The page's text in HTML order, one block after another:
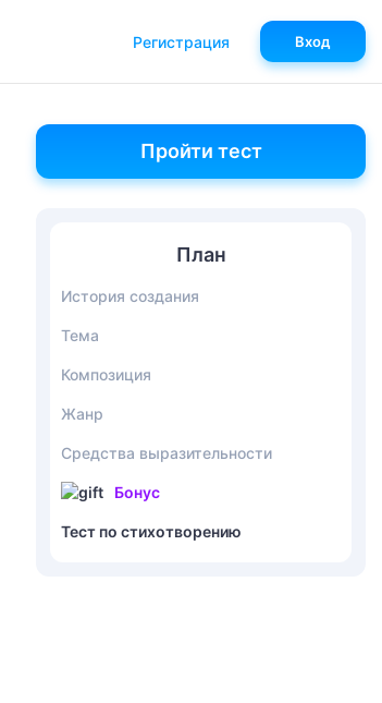
Пройти тест
План
История создания
Тема
Композиция
Жанр
Средства выразительности
Бонус
Тест по стихотворению
Регистрация Вход